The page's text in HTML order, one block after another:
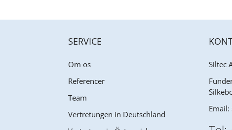
SERVICE
Om os
Referencer
Team
Vertretungen in Deutschland
Siltec
Email: